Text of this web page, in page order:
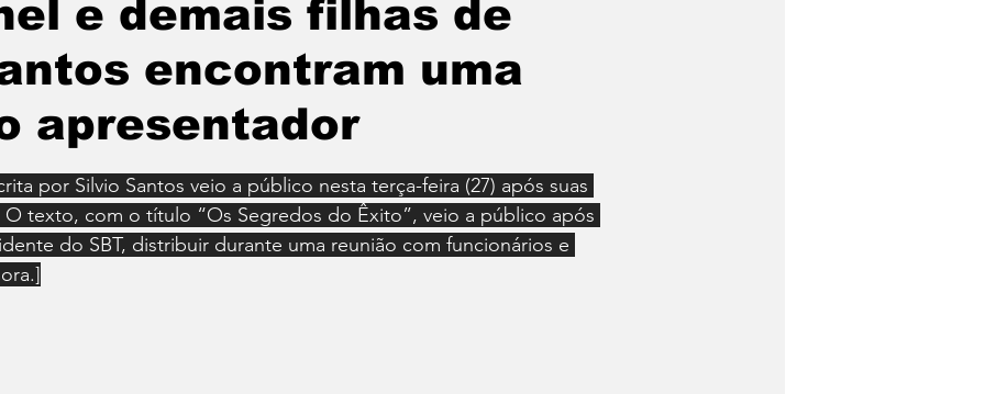
Financeiro Religião LGBTQIA+ Moradia e Habitação
e demais filhas de
encontram uma
apresentador
5 estrelas.
por Silvio Santos veio a público nesta terça-feira (27) após suas
O texto, com o título “Os Segredos do Êxito”, veio a público após
do SBT, distribuir durante uma reunião com funcionários e